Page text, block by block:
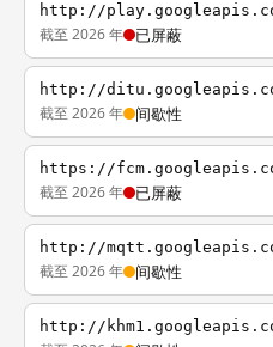
http://
截至 2026 年 已屏蔽
http://
截至 2026 年 间歇性
https://
截至 2026 年 已屏蔽
http://
截至 2026 年 间歇性
http://